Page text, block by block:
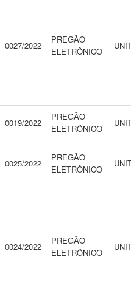
0027/2022
PREGÃO
ELETRÔNICO
0019/2022
PREGÃO
ELETRÔNICO
0025/2022
PREGÃO
ELETRÔNICO
0024/2022
PREGÃO
ELETRÔNICO